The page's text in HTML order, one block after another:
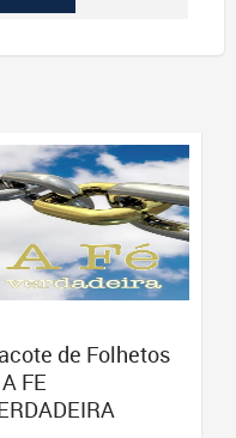
de Folhetos
FE